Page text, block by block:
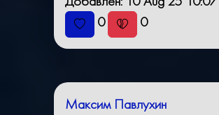
0
0
Максим Павлухин